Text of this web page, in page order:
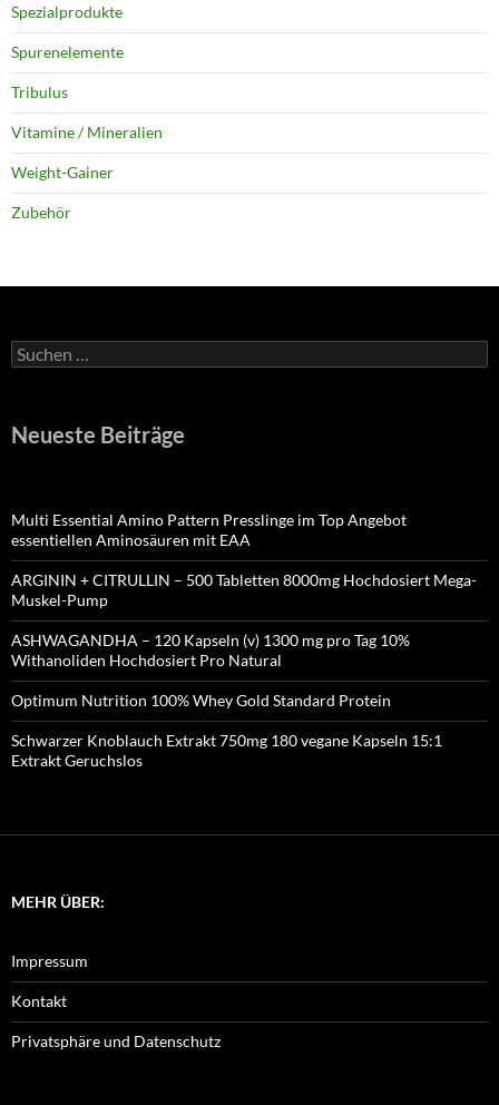
Spezialprodukte
Spurenelemente
Tribulus
Vitamine / Mineralien
Weight-Gainer
Zubehör
Suchen
nach:
Neueste Beiträge
Multi Essential Amino Pattern Presslinge im Top Angebot
essentiellen Aminosäuren mit EAA
ARGININ + CITRULLIN – 500 Tabletten 8000mg Hochdosiert Mega-
Muskel-Pump
ASHWAGANDHA – 120 Kapseln (v) 1300 mg pro Tag 10%
Withanoliden Hochdosiert Pro Natural
Optimum Nutrition 100% Whey Gold Standard Protein
Schwarzer Knoblauch Extrakt 750mg 180 vegane Kapseln 15:1
Extrakt Geruchslos
MEHR ÜBER:
Impressum
Kontakt
Privatsphäre und Datenschutz